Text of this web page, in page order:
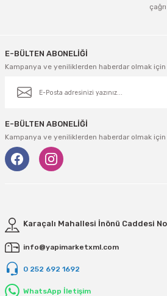
E-BÜLTEN ABONELİĞİ
Kampanya ve yeniliklerden haberdar olmak
E-BÜLTEN ABONELİĞİ
Kampanya ve yeniliklerden haberdar olmak
Karaçalı Mahallesi İnönü Caddesi
info@yapimarketxml.com
0 252 692 1692
WhatsApp İletişim